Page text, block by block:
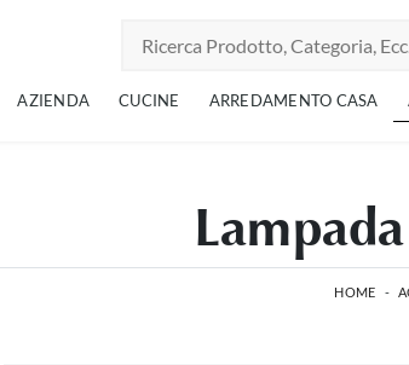
AZIENDA CUCINE ARREDAMENTO CASA
HOME -